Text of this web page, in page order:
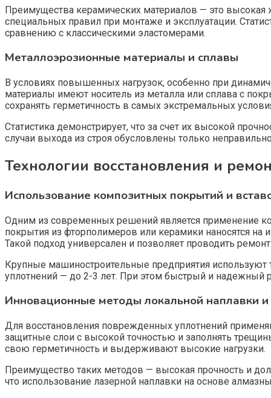
Преимущества керамических материалов — это высокая
специальных правил при монтаже и эксплуатации.
сравнению с классическими эластомерами.
Металлоэрозионные материалы и сплавы
В условиях повышенных нагрузок, особенно при
материалы имеют носитель из металла или сплава с
сохранять герметичность в самых экстремальных
Статистика демонстрирует, что за счет их высокой
случаи выхода из строя обусловлены только
Технологии восстановления и
Использование композитных покрытий и
Одним из современных решений является применение
покрытия из фторполимеров или керамики наносятся на
Такой подход универсален и позволяет проводить
Крупные машиностроительные предприятия используют
уплотнений — до 2-3 лет. При этом быстрый и надежный
Инновационные методы локальной наплавки
Для восстановления поврежденных уплотнений
защитные слои с высокой точностью и заполнять
свою герметичность и выдерживают высокие нагрузки.
Преимущество таких методов — высокая прочность и
что использование лазерной наплавки на основе